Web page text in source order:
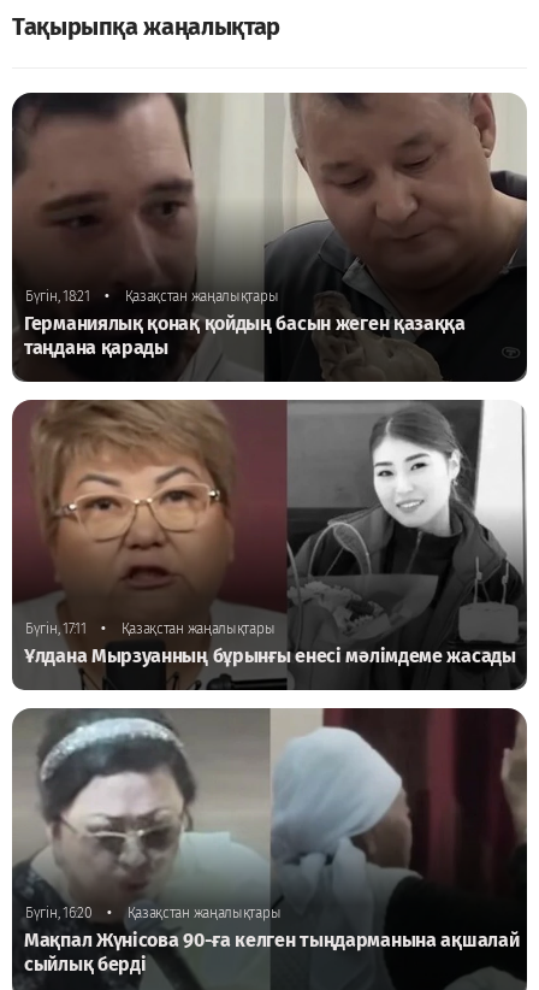
Тақырыпқа жаңалықтар
Бүгін, 18:21 • Қазақстан жаңалықтары
Германиялық қонақ қойдың басын жеген қазаққа
таңдана қарады
Бүгін, 17:11 • Қазақстан жаңалықтары
Ұлдана Мырзуанның бұрынғы енесі мәлімдеме жасады
Бүгін, 16:20 • Қазақстан жаңалықтары
Мақпал Жүнісова 90-ға келген тыңдарманына ақшалай
сыйлық берді